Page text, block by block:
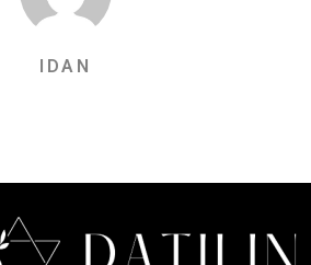
IDAN